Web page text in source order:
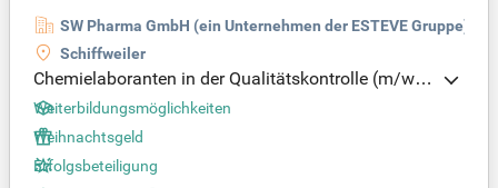
SW Pharma GmbH (ein Unternehmen der ESTEVE Gruppe)
Schiffweiler
Chemielaboranten in der Qualitätskontrolle (m/w/
d) spielen eine entscheidende Rolle in der pharmaz
eutischen Industrie. Sie sind für die Probenahme u
nd Analyse von Ausgangsstoffen und Packmateria
lien verantwortlich. Zudem führen sie Prüfungen v
Weiterbildungsmöglichkeiten
Weihnachtsgeld
Erfolgsbeteiligung